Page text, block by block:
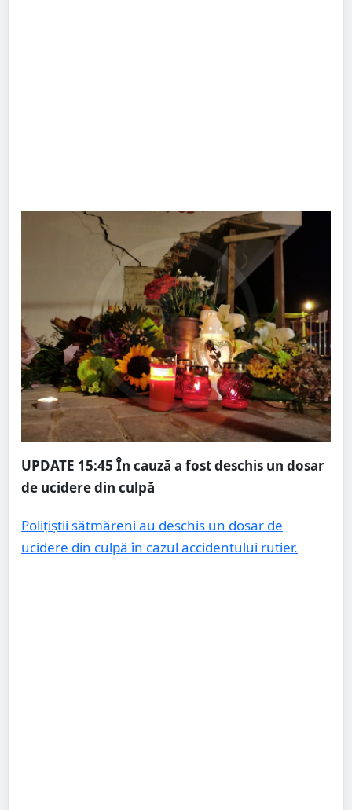
UPDATE 15:45 În cauză a fost deschis un dosar
de ucidere din culpă
Polițiștii sătmăreni au deschis un dosar de
ucidere din culpă în cazul accidentului rutier.